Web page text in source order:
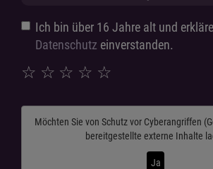
Ich bin über 16 Jahre alt und
Datenschutz einverstanden.
☆
☆
☆
☆
☆
Möchten Sie von Schutz vor Cyberangriffen
bereitgestellte externe Inhalte
Ja